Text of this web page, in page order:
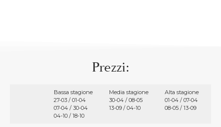
Prezzi:
Bassa stagione
27-03 / 01-04
07-04 / 30-04
04-10 / 18-10
Media stagione
30-04 / 08-05
13-09 / 04-10
Alta stagione
01-04 / 07-04
08-05 / 13-09